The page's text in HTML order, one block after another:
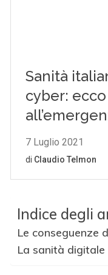
Indice degli
Le conseguenze
La sanità digitale